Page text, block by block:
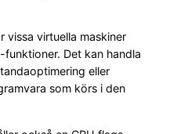
vissa virtuella maskiner
Det kan handla
eller
som körs i den